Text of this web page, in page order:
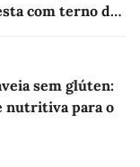
com terno de
sem glúten:
nutritiva para o